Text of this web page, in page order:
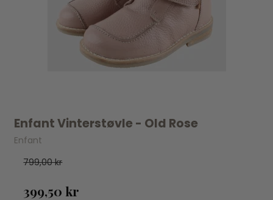
Enfant Vinterstøvle - Old Rose
Enfant
799,00 kr
399,50 kr